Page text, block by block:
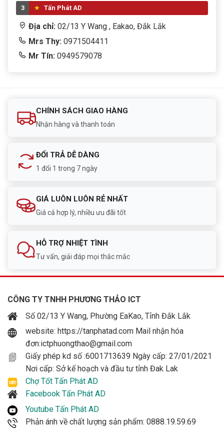
mức
Công suất cực
800W
Chuẩn hiệu suất 80 Plus Bronze
Non-Modular
Kiến trúc nguồn LLC + DC-to-DC
Quạt làm mát 120mm Hydraulic Bearing Fan
Mainboard 1 x 20+4 Pin
PCI-E 2 x 6+2 Pin
Hệ thống bảo vệ SCP, OPP, OVP, UVP, OCP
Màu sắc Đen
Đối tượng sử
dụng
Gaming, Đồ họa, Workstation
3 Tấn Phát AD
Địa chỉ: 02/13 Y Wang , Eakao, Đắk Lắk
Mrs Thy: 0971504411
Mr Tín: 0949579078
CHÍNH SÁCH GIAO HÀNG
Nhận hàng và thanh toán
ĐỔI TRẢ DỄ DÀNG
1 đổi 1 trong 7 ngày
GIÁ LUÔN LUÔN RẺ NHẤT
Giá cả hợp lý, nhiều ưu đãi tốt
HỖ TRỢ NHIỆT TÌNH
Tư vấn, giải đáp mọi thắc mắc
CÔNG TY TNHH PHƯƠNG THẢO ICT
Số 02/13 Y Wang, Phường EaKao, Tỉnh Đắk Lắk
website: https://tanphatad.com Mail nhận hóa
đơn:ictphuongthao@gmail.com
Giấy phép kd số :6001713639 Ngày cấp: 27/01/2021
Nơi cấp: Sở kế hoạch và đầu tư tỉnh Đak Lak
Chợ Tốt Tấn Phát AD
Facebook Tấn Phát AD
Youtube Tấn Phát AD
Phản ánh về chất lượng sản phẩm: 0888.19.59.69